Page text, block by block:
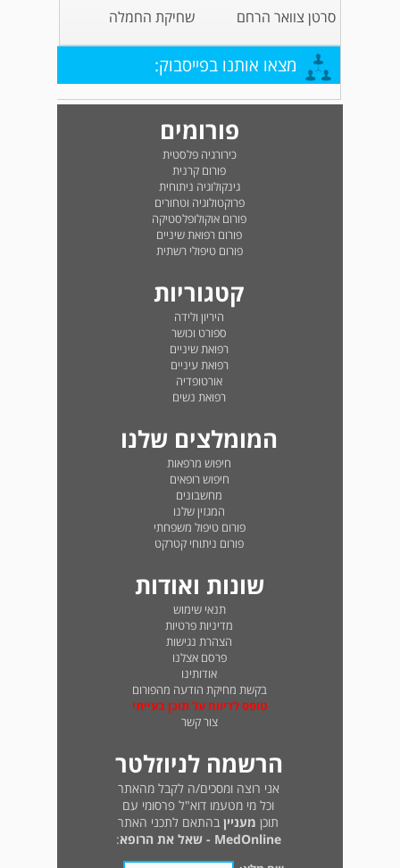
סרטן צוואר הרחם
שחיקת החמלה
מצאו אותנו בפייסבוק:
פורומים
כירורגיה פלסטית
פורום קרנית
גינקולוגיה ניתוחית
פרוקטולוגיה וטחורים
פורום אוקולופלסטיקה
פורום רפואת שיניים
פורום טיפולי רשתית
קטגוריות
היריון ולידה
ספורט וכושר
רפואת שיניים
רפואת עיניים
אורטופדיה
רפואת נשים
המומלצים שלנו
חיפוש מרפאות
חיפוש רופאים
מחשבונים
המגזין שלנו
פורום טיפול משפחתי
פורום ניתוחי קטרקט
שונות ואודות
תנאי שימוש
מדיניות פרטיות
הצהרת נגישות
פרסם אצלנו
אודותינו
בקשת מחיקת הודעה מהפורום
טופס לדיווח על תוכן בעייתי
צור קשר
הרשמה לניוזלטר
אני רוצה ומסכים/ה לקבל מהאתר
וכל מי מטעמו דוא"ל פרסומי עם
תוכן מעניין בהתאם לתכני האתר
MedOnline - שאל את הרופא
: